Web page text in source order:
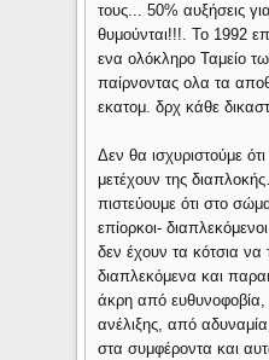
τους... 50% αυξήσεις
θυμούνται!!!. Το 1992
ενα ολόκληρο Ταμείο
παίρνοντας ολα τα
εκατομ. δρχ κάθε
Δεν θα ισχυριστούμε ότι
μετέχουν της
πιστεύουμε ότι στο
επίορκοι-
δεν έχουν τα κότσια να
διαπλεκόμενα και
άκρη από
ανέλιξης, από
στα συμφέροντα και